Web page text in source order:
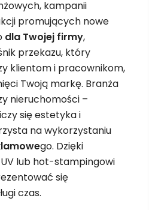
kampanii
promujących nowe
dla Twojej firmy,
przekazu, który
klientom i pracownikom,
Twoją markę. Branża
nieruchomości –
się estetyka i
na wykorzystaniu
go. Dzięki
lub hot-stampingowi
się
czas.